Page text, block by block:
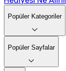
Popüler Kategoriler
Popüler Sayfalar